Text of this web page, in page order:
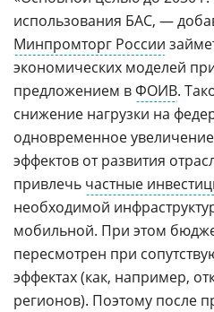
использования БАС, —
Минпромторг России
экономических моделей
предложением вФОИВ.
снижение нагрузки на
одновременное
эффектов от развития
привлечь частные
необходимой
мобильной. При этом
пересмотрен при
эффектах (как, например,
регионов). Поэтому после